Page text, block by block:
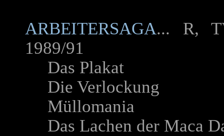
ARBEITERSAGA... R,
1989/91
Das Plakat
Die Verlockung
Müllomania
Das Lachen der Maca